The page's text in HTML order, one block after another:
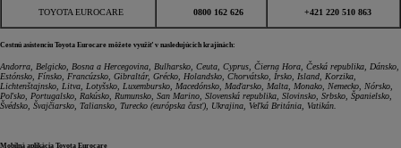
TOYOTA EUROCARE 0800 162 626 +421 220 510 863
Cestnú asistenciu Toyota Eurocare môžete využiť v nasledujúcich krajinách:
Andorra, Belgicko, Bosna a Hercegovina, Bulharsko, Ceuta, Cyprus, Čierna Hora, Česká republika, Dánsko,
Estónsko, Fínsko, Francúzsko, Gibraltár, Grécko, Holandsko, Chorvátsko, Írsko, Island, Korzika,
Lichtenštajnsko, Litva, Lotyšsko, Luxembursko, Macedónsko, Maďarsko, Malta, Monako, Nemecko, Nórsko,
Poľsko, Portugalsko, Rakúsko, Rumunsko, San Marino, Slovenská republika, Slovinsko, Srbsko, Španielsko,
Švédsko, Švajčiarsko, Taliansko, Turecko (európska časť), Ukrajina, Veľká Británia, Vatikán.
Mobilná aplikácia Toyota Eurocare